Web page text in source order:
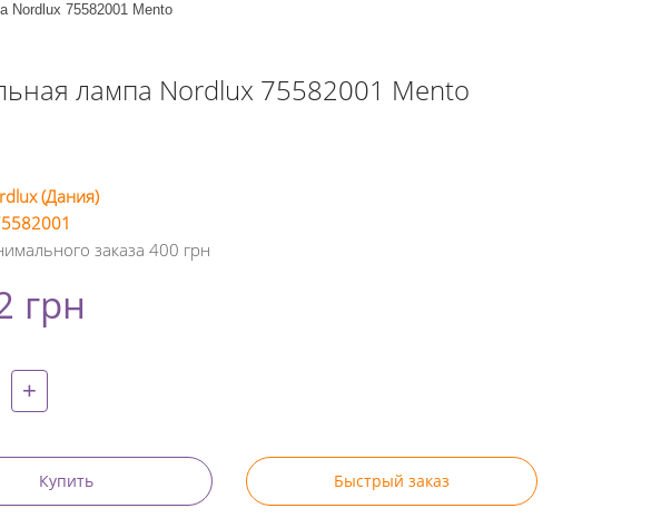
Nordlux 75582001 Mento
лампа Nordlux 75582001 Mento
Pinterest
(Дания)
заказа 400 грн
грн
+
Купить Быстрый заказ